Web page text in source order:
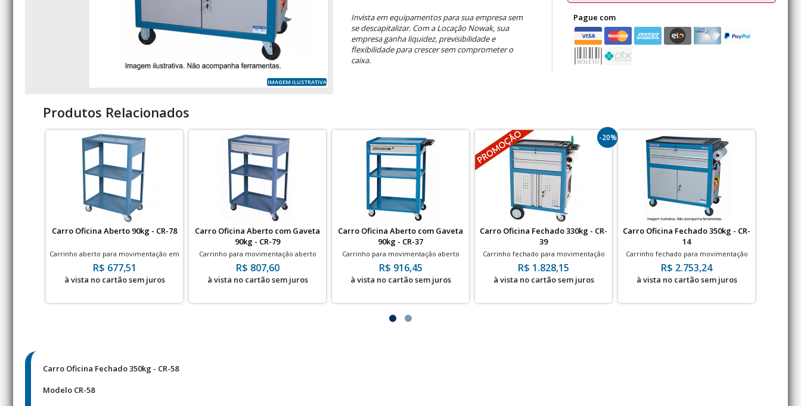
IMAGEM ILUSTRATIVA
Invista em equipamentos para sua empresa sem
se descapitalizar. Com a Locação Nowak, sua
empresa ganha liquidez, previsibilidade e
flexibilidade para crescer sem comprometer o
caixa.
Pague com
Produtos Relacionados
Carro Oficina Aberto 90kg - CR-78
Carrinho aberto para movimentação em
Oficina - 90kg
R$ 677,51
à vista no cartão sem juros
Carro Oficina Aberto com Gaveta
90kg - CR-79
Carrinho para movimentação aberto
com Gaveta - 90kg
R$ 807,60
à vista no cartão sem juros
Carro Oficina Aberto com Gaveta
90kg - CR-37
Carrinho para movimentação aberto
com Gaveta - 90kg
R$ 916,45
à vista no cartão sem juros
-20%
Carro Oficina Fechado 330kg - CR-
39
Carrinho fechado para movimentação
em Oficina - 330kg
R$ 1.828,15
à vista no cartão sem juros
Carro Oficina Fechado 350kg - CR-
14
Carrinho fechado para movimentação
em Oficina - 350kg
R$ 2.753,24
à vista no cartão sem juros
Carro Oficina Fechado 350kg - CR-58
Modelo CR-58